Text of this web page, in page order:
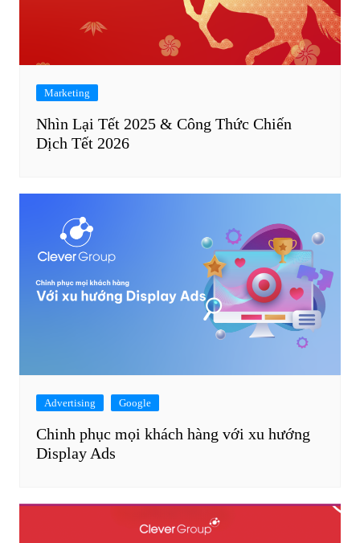
Marketing
Nhìn Lại Tết 2025 & Công Thức Chiến
Dịch Tết 2026
Advertising Google
Chinh phục mọi khách hàng với xu hướng
Display Ads